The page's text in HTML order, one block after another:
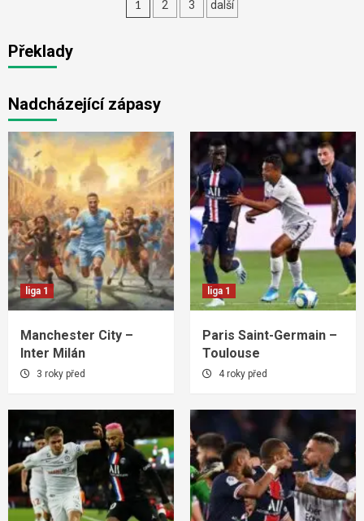
1 2 3 další
Překlady
Nadcházející zápasy
liga 1
Manchester City –
Inter Milán
3 roky před
liga 1
Paris Saint-Germain –
Toulouse
4 roky před